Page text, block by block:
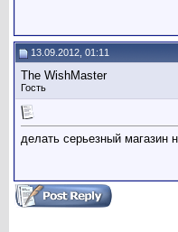
13.09.2012, 01:11
The WishMaster
Гость
делать серьезный магазин